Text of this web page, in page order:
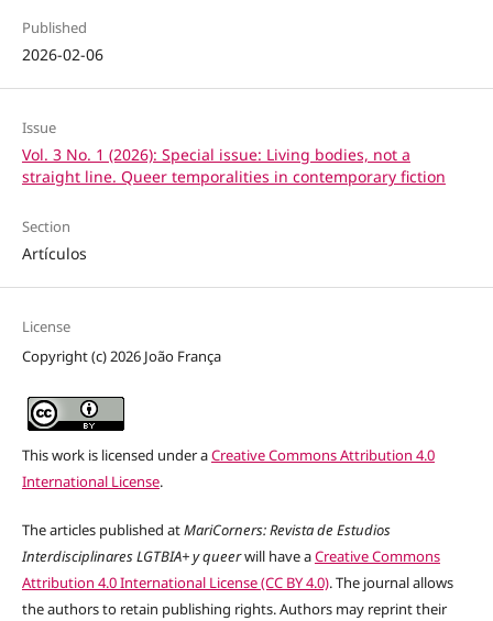
Published
2026-02-06
Issue
Vol. 3 No. 1 (2026): Special issue: Living bodies, not a
straight line. Queer temporalities in contemporary fiction
Section
Artículos
License
Copyright (c) 2026 João França
This work is licensed under aCreative Commons Attribution 4.0
International License.
The articles published atMariCorners: Revista de Estudios
Interdisciplinares LGTBIA+ y queerwill have aCreative Commons
Attribution 4.0 International License (CC BY 4.0). The journal allows
the authors to retain publishing rights. Authors may reprint their